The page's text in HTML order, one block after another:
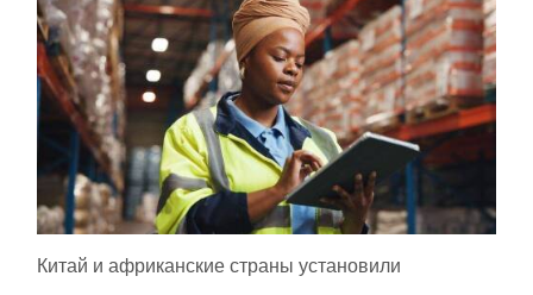
Китай и африканские страны установили